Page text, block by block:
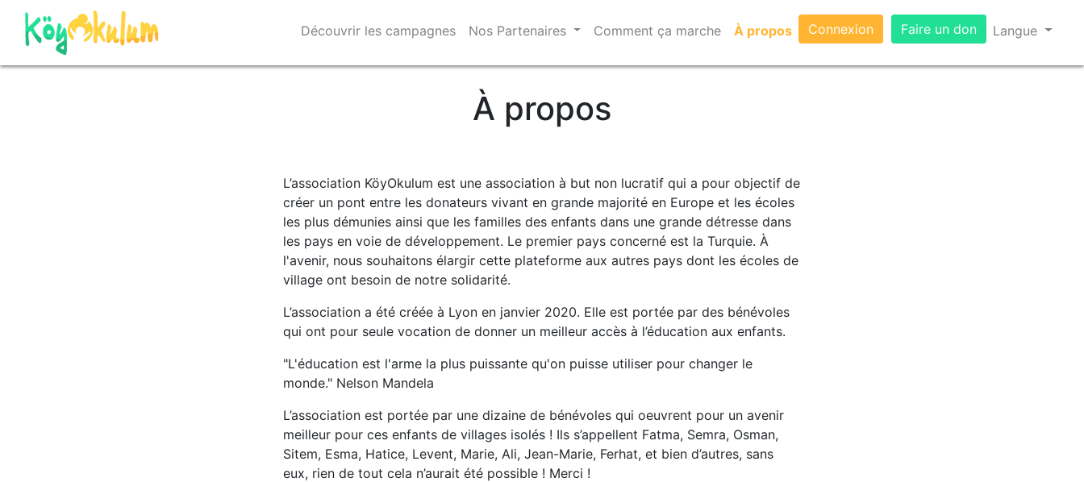
Découvrir les campagnes Nos Partenaires Comment ça marche À propos (current)
Connexion Faire un don Langue
À propos
L’association KöyOkulum est une association à but non lucratif qui a pour objectif de
créer un pont entre les donateurs vivant en grande majorité en Europe et les écoles
les plus démunies ainsi que les familles des enfants dans une grande détresse dans
les pays en voie de développement. Le premier pays concerné est la Turquie. À
l'avenir, nous souhaitons élargir cette plateforme aux autres pays dont les écoles de
village ont besoin de notre solidarité.
L’association a été créée à Lyon en janvier 2020. Elle est portée par des bénévoles
qui ont pour seule vocation de donner un meilleur accès à l’éducation aux enfants.
"L'éducation est l'arme la plus puissante qu'on puisse utiliser pour changer le
monde." Nelson Mandela
L’association est portée par une dizaine de bénévoles qui oeuvrent pour un avenir
meilleur pour ces enfants de villages isolés ! Ils s’appellent Fatma, Semra, Osman,
Sitem, Esma, Hatice, Levent, Marie, Ali, Jean-Marie, Ferhat, et bien d’autres, sans
eux, rien de tout cela n’aurait été possible ! Merci !